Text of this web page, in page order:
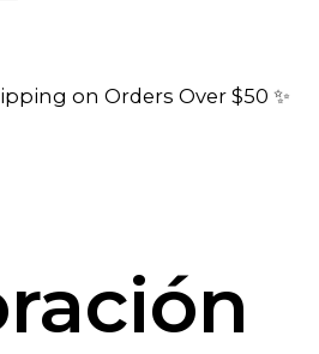
on Orders Over $50 ✨